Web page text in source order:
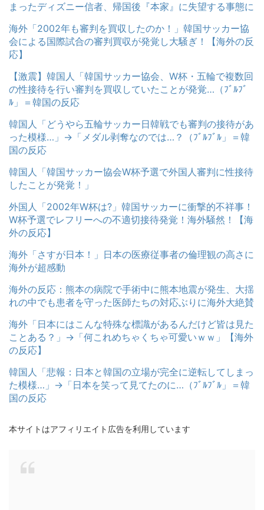
まったディズニー信者、帰国後『本家』に失望する事態に
海外「2002年も審判を買収したのか！」韓国サッカー協
会による国際試合の審判買収が発覚し大騒ぎ！【海外の反
応】
【激震】韓国人「韓国サッカー協会、W杯・五輪で複数回
の性接待を行い審判を買収していたことが発覚…（ﾌﾞﾙﾌﾞ
ﾙ」＝韓国の反応
韓国人「どうやら五輪サッカー日韓戦でも審判の接待があ
った模様…」→「メダル剥奪なのでは…？（ﾌﾞﾙﾌﾞﾙ」＝韓
国の反応
韓国人「韓国サッカー協会W杯予選で外国人審判に性接待
したことが発覚！」
外国人「2002年W杯は?」韓国サッカーに衝撃的不祥事！
W杯予選でレフリーへの不適切接待発覚！海外騒然！【海
外の反応】
海外「さすが日本！」日本の医療従事者の倫理観の高さに
海外が超感動
海外の反応：熊本の病院で手術中に熊本地震が発生、大揺
れの中でも患者を守った医師たちの対応ぶりに海外大絶賛
海外「日本にはこんな特殊な標識があるんだけど皆は見た
ことある？」→「何これめちゃくちゃ可愛いｗｗ」【海外
の反応】
韓国人「悲報：日本と韓国の立場が完全に逆転してしまっ
た模様…」→「日本を笑って見てたのに…（ﾌﾞﾙﾌﾞﾙ」＝韓
国の反応
本サイトはアフィリエイト広告を利用しています